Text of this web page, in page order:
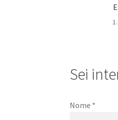
Sei
Nome *